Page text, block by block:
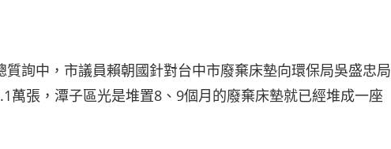
質詢中，市議員賴朝國針對台中市廢棄床墊向環保局吳盛忠局
萬張，潭子區光是堆置8、9個月的廢棄床墊就已經堆成一座